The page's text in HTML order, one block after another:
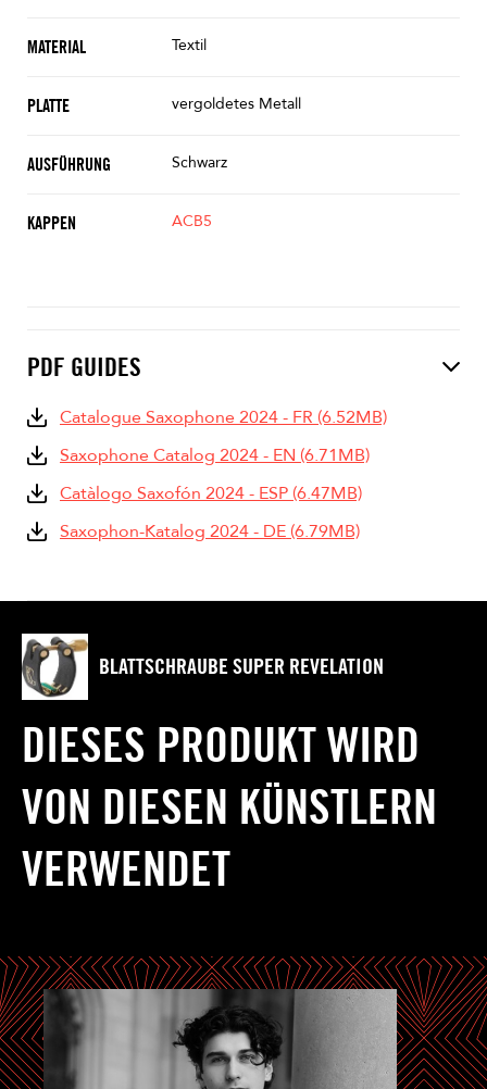
MATERIAL Textil
PLATTE vergoldetes Metall
AUSFÜHRUNG Schwarz
KAPPEN ACB5
PDF GUIDES
Catalogue Saxophone 2024 - FR (6.52MB)
Saxophone Catalog 2024 - EN (6.71MB)
Catàlogo Saxofón 2024 - ESP (6.47MB)
Saxophon-Katalog 2024 - DE (6.79MB)
BLATTSCHRAUBE SUPER REVELATION
DIESES PRODUKT WIRD
VON DIESEN KÜNSTLERN
VERWENDET